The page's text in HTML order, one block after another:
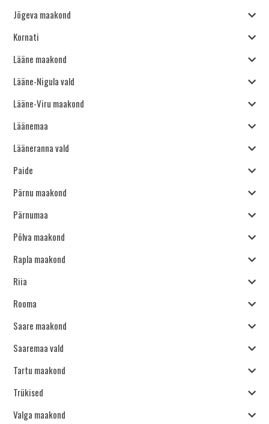
Jõgeva maakond
Kornati
Lääne maakond
Lääne-Nigula vald
Lääne-Viru maakond
Läänemaa
Lääneranna vald
Paide
Pärnu maakond
Pärnumaa
Põlva maakond
Rapla maakond
Riia
Rooma
Saare maakond
Saaremaa vald
Tartu maakond
Trükised
Valga maakond